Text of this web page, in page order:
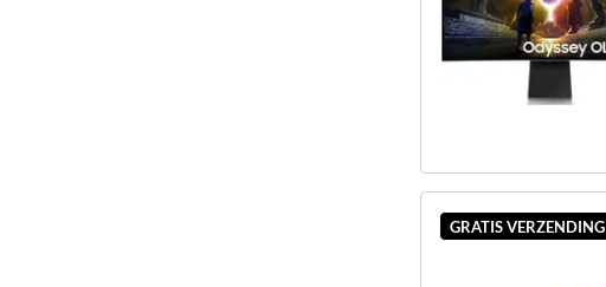
GRATIS VERZENDING